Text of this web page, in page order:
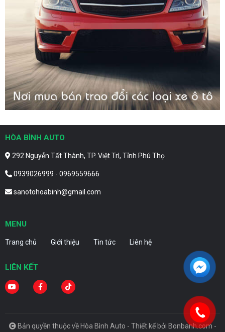
HÒA BÌNH AUTO
292 Nguyễn Tất Thành, TP. Việt Trì, Tỉnh Phú Thọ
0939026999 - 0969559666
sanotohoabinh@gmail.com
MENU
Trang chủ Giới thiệu Tin tức Liên hệ
LIÊN KẾT
Bản quyền thuộc về Hòa Bình Auto - Thiết kế bởi Bonbanh.com -